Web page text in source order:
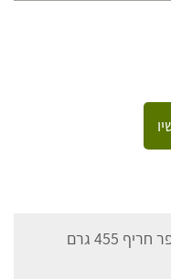
פליינג גוס רוטב סריראצ'ה צ'ילי סופר חריף 455 גרם